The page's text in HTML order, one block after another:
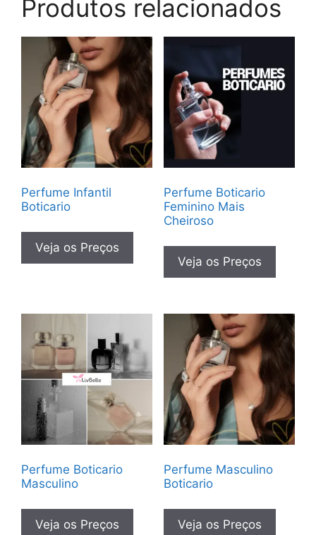
Produtos relacionados
Perfume Infantil
Boticario
Veja os Preços
Perfume Boticario
Feminino Mais
Cheiroso
Veja os Preços
Perfume Boticario
Masculino
Veja os Preços
Perfume Masculino
Boticario
Veja os Preços